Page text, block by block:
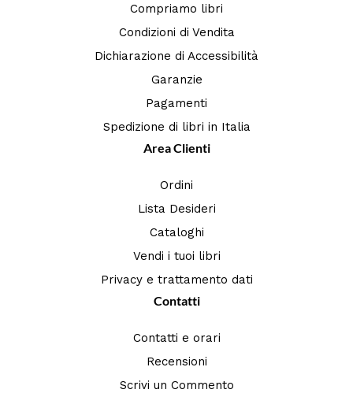
Compriamo libri
Condizioni di Vendita
Dichiarazione di Accessibilità
Garanzie
Pagamenti
Spedizione di libri in Italia
Area Clienti
Ordini
Lista Desideri
Cataloghi
Vendi i tuoi libri
Privacy e trattamento dati
Contatti
Contatti e orari
Recensioni
Scrivi un Commento